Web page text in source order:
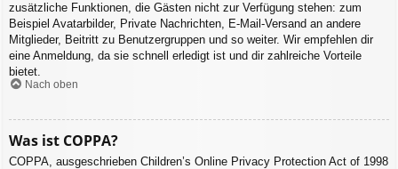
zusätzliche Funktionen, die Gästen nicht zur Verfügung stehen: zum
Beispiel Avatarbilder, Private Nachrichten, E-Mail-Versand an andere
Mitglieder, Beitritt zu Benutzergruppen und so weiter. Wir empfehlen dir
eine Anmeldung, da sie schnell erledigt ist und dir zahlreiche Vorteile
bietet.
Nach oben
Was ist COPPA?
COPPA, ausgeschrieben Children’s Online Privacy Protection Act of 1998